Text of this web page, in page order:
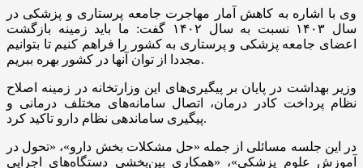
وی با اشاره به کاهش آمار مهاجرت جامعه پرستاری و پزشکی در
سال ۱۴۰۳ نسبت به سال ۱۴۰۲ گفت: ما باید زمینه بازگشت
اعضای جامعه پزشکی و پرستاری به کشور را فراهم کنیم تا بتوانیم
مجددا از توان آنها در کشور بهره ببریم.
وزیر بهداشت در پایان بر پیگیری‌های این وزارتخانه در زمینه اصلاح
نظام پرداخت کادر درمان، اتصال سامانه‌های مختلف درمانی و
پیگیری ساماندهی نظام دارو تاکید کرد.
در این جلسه مسائلی از جمله «حل مشکلات بخش دارو»، «تحول در
آموزش علوم پزشکی»، «همکاری بین‌بخشی دستگاه‌های اجرایی